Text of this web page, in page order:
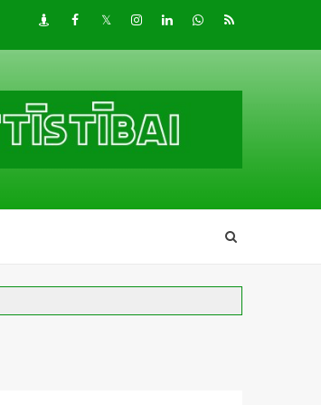
DraugiemFacebook
TwitterInstagram
LinkedInwhatsapp
RSS